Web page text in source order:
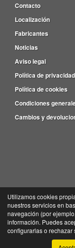
Contacto
Localización
Fabricantes
Noticias
Aviso legal
Política de privacidad
Política de cookies
Condiciones
Cambios y
Viveiro empresas
©Tayser-
Utilizamos cookies
nuestros servicios en
navegación (por
información. Puedes
configurarlas o rechazar